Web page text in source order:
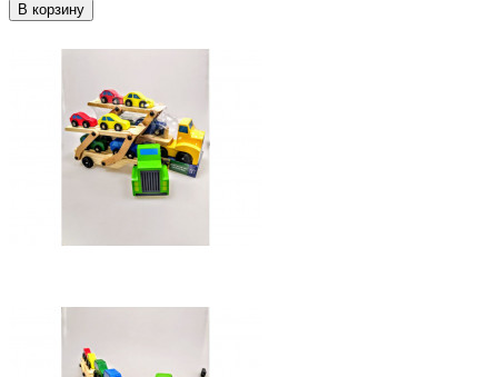
В корзину